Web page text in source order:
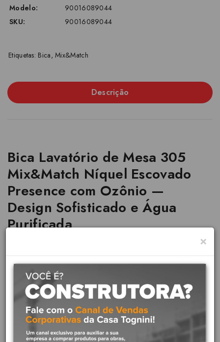
Modelo:
90016089044
SKU:
90016089044
Etiquetas: Bica,Mix&Match
Descrição
Bica Lavatório de Mesa 305
Mix&Match Níquel Escovado
Presence com Ozônio —
Design Sofisticado e Água
Purificada
Linha:Mix&Match Ozônio
01608944
O ozônio é um gás natural que, quando misturado à água, tem o
poder de eliminar 99% das bactérias e agentes patogênicos, além
de odores indesejados das mãos. À tecnologia DocolOzônio®
associamos o sistema DocolPresence®, que permite o acionamento
×